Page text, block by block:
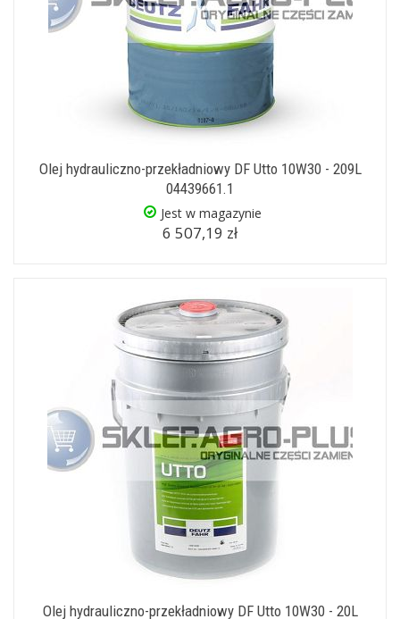
Olej hydrauliczno-przekładniowy DF Utto 10W30 - 209L
04439661.1
Jest w magazynie
6 507,19 zł
Olej hydrauliczno-przekładniowy DF Utto 10W30 - 20L